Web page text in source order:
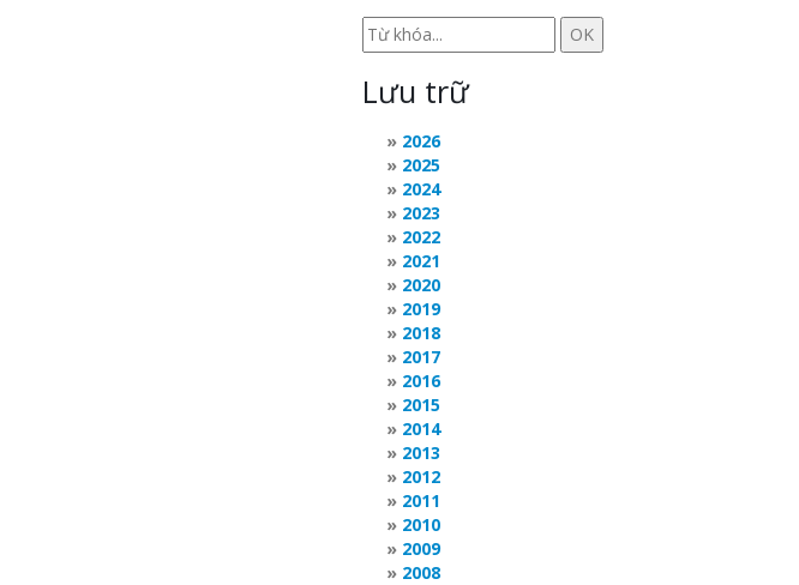
Lưu trữ
2026
2025
2024
2023
2022
2021
2020
2019
2018
2017
2016
2015
2014
2013
2012
2011
2010
2009
2008